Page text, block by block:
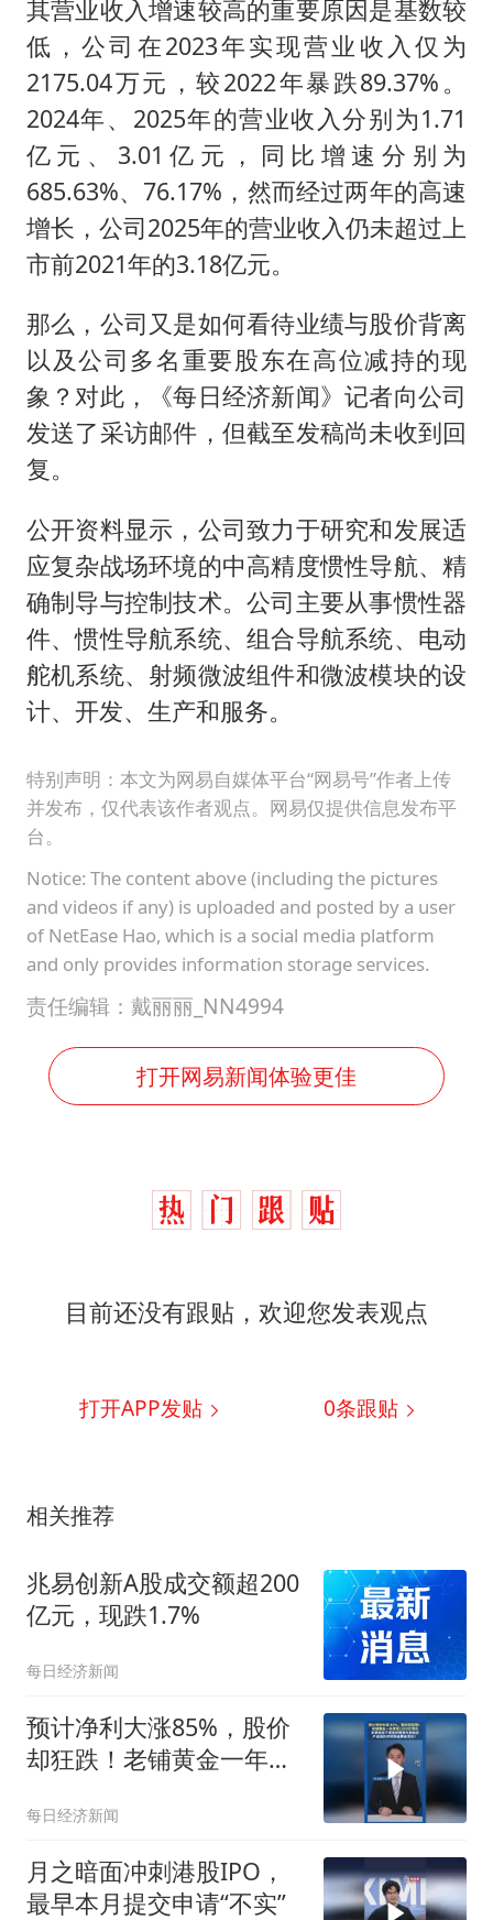
其营业收入增速较高的重要原因是基数较
低，公司在2023年实现营业收入仅为
2175.04万元，较2022年暴跌89.37%。
2024年、2025年的营业收入分别为1.71
亿元、3.01亿元，同比增速分别为
685.63%、76.17%，然而经过两年的高速
增长，公司2025年的营业收入仍未超过上
市前2021年的3.18亿元。
那么，公司又是如何看待业绩与股价背离
以及公司多名重要股东在高位减持的现
象？对此，《每日经济新闻》记者向公司
发送了采访邮件，但截至发稿尚未收到回
复。
公开资料显示，公司致力于研究和发展适
应复杂战场环境的中高精度惯性导航、精
确制导与控制技术。公司主要从事惯性器
件、惯性导航系统、组合导航系统、电动
舵机系统、射频微波组件和微波模块的设
计、开发、生产和服务。
特别声明：本文为网易自媒体平台“网易号”作者上传
并发布，仅代表该作者观点。网易仅提供信息发布平
台。
Notice: The content above (including the pictures
and videos if any) is uploaded and posted by a user
of NetEase Hao, which is a social media platform
and only provides information storage services.
责任编辑：戴丽丽_NN4994
打开网易新闻体验更佳
目前还没有跟贴，欢迎您发表观点
打开APP发贴 0条跟贴
相关推荐
兆易创新A股成交额超200
亿元，现跌1.7%
每日经济新闻
预计净利大涨85%，股价
却狂跌！老铺黄金一年蒸
每日经济新闻
月之暗面冲刺港股IPO，
最早本月提交申请“不实”